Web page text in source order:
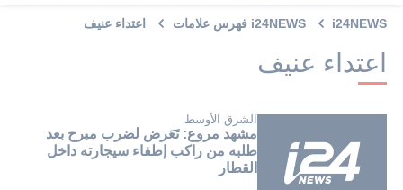
i24NEWS i24NEWS فهرس علامات اعتداء عنيف
اعتداء عنيف
الشرق الأوسط
مشهد مروع: تَعَرض لضرب مبرح بعد
طلبه من راكب إطفاء سيجارته داخل
القطار